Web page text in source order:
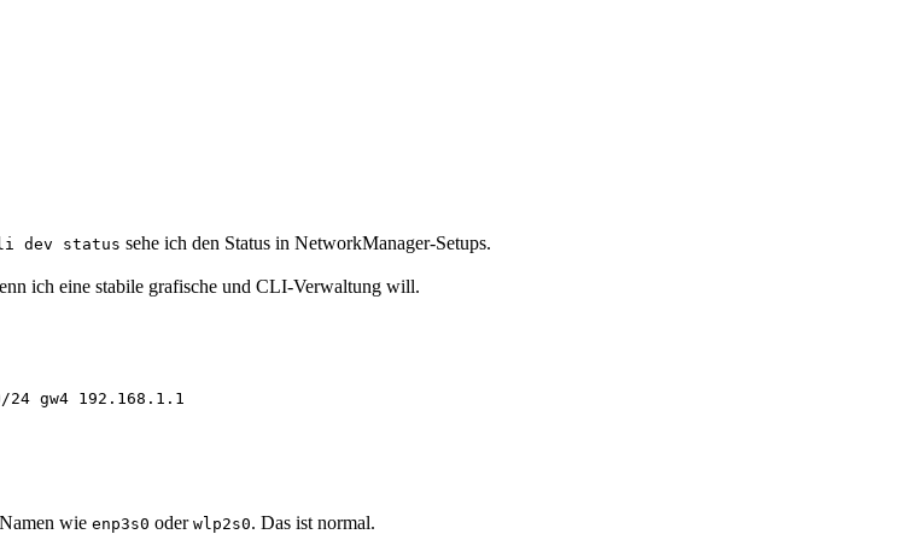
dev status sehe ich den Status in NetworkManager-Setups.
ich eine stabile grafische und CLI-Verwaltung will.
gw4 192.168.1.1
wie enp3s0 oder wlp2s0. Das ist normal.